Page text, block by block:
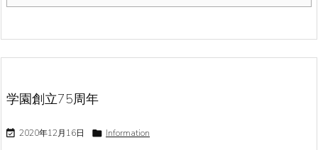
学園創立75周年
 2020年12月16日  Information